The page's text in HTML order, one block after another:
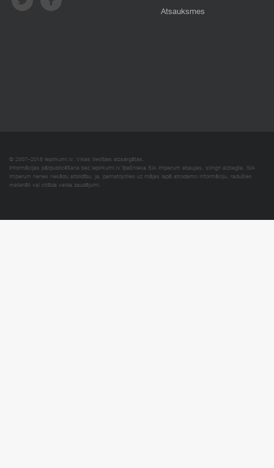
Atsauksmes
© 2007–2018 Iepirkumi.lv. Visas tiesības aizsargātas.
Informācijas pārpublicēšana bez iepirkumi.lv īpašnieka SIA Imperum atļaujas, stingri aizliegta. SIA
Imperum nenes nekādu atbildību, ja, pamatojoties uz mājas lapā atrodamo informāciju, radušies
materiāli vai citāda veida zaudējumi.